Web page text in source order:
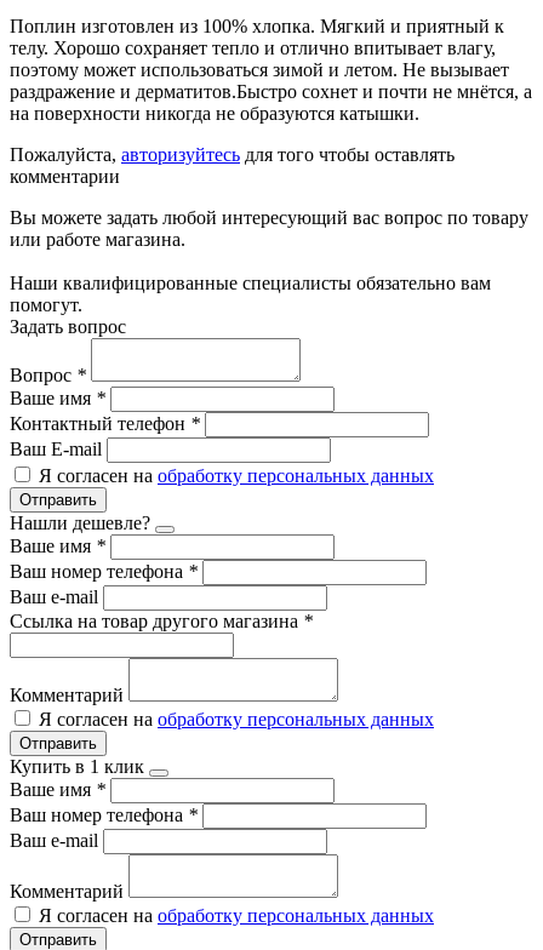
Поплин изготовлен из 100% хлопка. Мягкий и приятный к
телу. Хорошо сохраняет тепло и отлично впитывает влагу,
поэтому может использоваться зимой и летом. Не вызывает
раздражение и дерматитов.Быстро сохнет и почти не мнётся, а
на поверхности никогда не образуются катышки.
Пожалуйста, авторизуйтесь для того чтобы оставлять
комментарии
Вы можете задать любой интересующий вас вопрос по товару
или работе магазина.
Наши квалифицированные специалисты обязательно вам
помогут.
Задать вопрос
Вопрос *
Ваше имя *
Контактный телефон *
Ваш E-mail
Я согласен на обработку персональных данных
Отправить
Нашли дешевле?
Ваше имя *
Ваш номер телефона *
Ваш e-mail
Ссылка на товар другого магазина *
Комментарий
Я согласен на обработку персональных данных
Отправить
Купить в 1 клик
Ваше имя *
Ваш номер телефона *
Ваш e-mail
Комментарий
Я согласен на обработку персональных данных
Отправить